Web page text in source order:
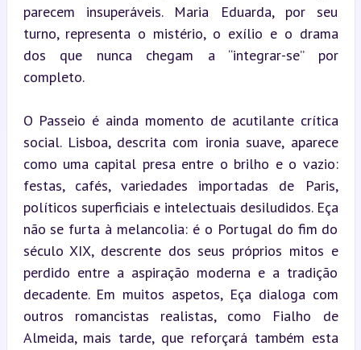
parecem insuperáveis. Maria Eduarda, por seu
turno, representa o mistério, o exílio e o drama
dos que nunca chegam a “integrar-se” por
completo.
O Passeio é ainda momento de acutilante crítica
social. Lisboa, descrita com ironia suave, aparece
como uma capital presa entre o brilho e o vazio:
festas, cafés, variedades importadas de Paris,
políticos superficiais e intelectuais desiludidos. Eça
não se furta à melancolia: é o Portugal do fim do
século XIX, descrente dos seus próprios mitos e
perdido entre a aspiração moderna e a tradição
decadente. Em muitos aspetos, Eça dialoga com
outros romancistas realistas, como Fialho de
Almeida, mais tarde, que reforçará também esta